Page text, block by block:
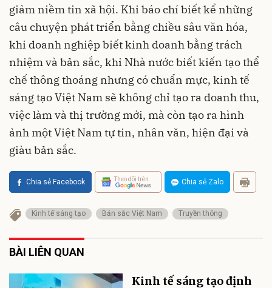
giảm niềm tin xã hội. Khi báo chí biết kể những
câu chuyện phát triển bằng chiều sâu văn hóa,
khi doanh nghiệp biết kinh doanh bằng trách
nhiệm và bản sắc, khi Nhà nước biết kiến tạo thể
chế thông thoáng nhưng có chuẩn mực, kinh tế
sáng tạo Việt Nam sẽ không chỉ tạo ra doanh thu,
việc làm và thị trường mới, mà còn tạo ra hình
ảnh một Việt Nam tự tin, nhân văn, hiện đại và
giàu bản sắc.
Chia sẻ Facebook Theo dõi trên Chia sẻ Zalo
Kinh tế sáng tạo Bản sắc Việt Nam Truyền thông
BÀI LIÊN QUAN
Kinh tế sáng tạo định